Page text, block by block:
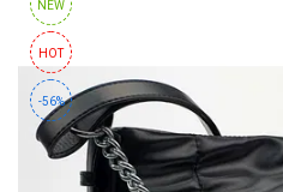
NEW
HOT
-56%